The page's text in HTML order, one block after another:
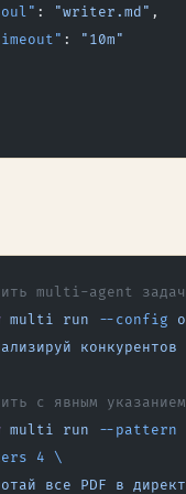
: "writer.md" ,
:
"10m"
multi-agent
multi run --config
конкурентов
с явным
multi run --pattern
4 \
все PDF в